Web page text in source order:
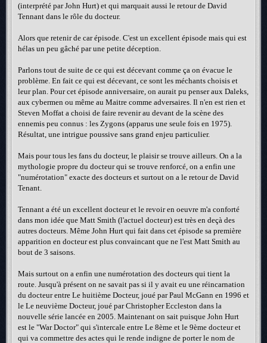
(interprété par John Hurt) et qui marquait aussi le retour de David
Tennant dans le rôle du docteur.
Alors que retenir de car épisode. C'est un excellent épisode mais qui est
hélas un peu gâché par une petite déception.
Parlons tout de suite de ce qui est décevant comme ça on évacue le
problème. En fait ce qui est décevant, ce sont les méchants choisis et
leur plan. Pour cet épisode anniversaire, on aurait pu penser aux Daleks,
aux cybermen ou même au Maitre comme adversaires. Il n'en est rien et
Steven Moffat a choisi de faire revenir au devant de la scène des
ennemis peu connus : les Zygons (apparus une seule fois en 1975).
Résultat, une intrigue poussive sans grand enjeu particulier.
Mais pour tous les fans du docteur, le plaisir se trouve ailleurs. On a la
mythologie propre du docteur qui se trouve renforcé, on a enfin une
"numérotation" exacte des docteurs et surtout on a le retour de David
Tenant.
Tennant a été un excellent docteur et le revoir en oeuvre m'a conforté
dans mon idée que Matt Smith (l'actuel docteur) est très en deçà des
autres docteurs. Même John Hurt qui fait dans cet épisode sa première
apparition en docteur est plus convaincant que ne l'est Matt Smith au
bout de 3 saisons.
Mais surtout on a enfin une numérotation des docteurs qui tient la
route. Jusqu'à présent on ne savait pas si il y avait eu une réincarnation
du docteur entre Le huitième Docteur, joué par Paul McGann en 1996 et
le Le neuvième Docteur, joué par Christopher Eccleston dans la
nouvelle série lancée en 2005. Maintenant on sait puisque John Hurt
est le "War Doctor" qui s'intercale entre Le 8ème et le 9ème docteur et
qui va commettre des actes qui le rende indigne de porter le nom de